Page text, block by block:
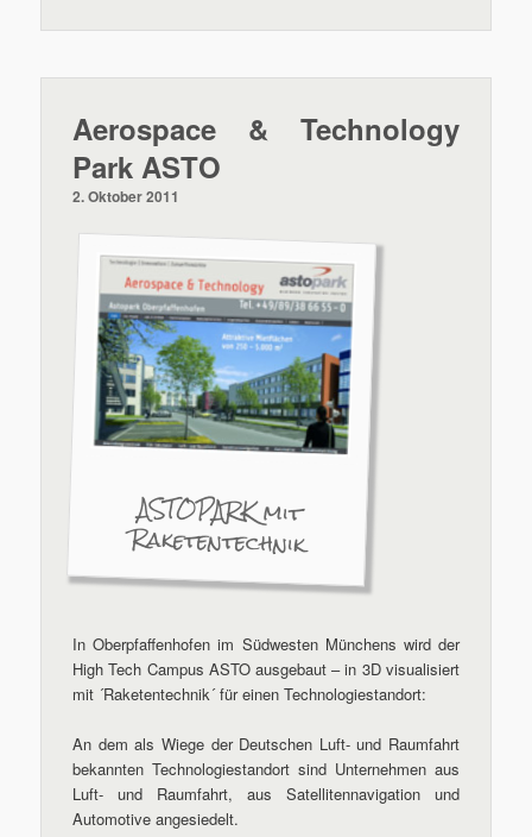
Aerospace & Technology
Park ASTO
2. Oktober 2011
ASTOPARK mit
Raketentechnik
In Oberpfaffenhofen im Südwesten Münchens wird der
High Tech Campus ASTO ausgebaut – in 3D visualisiert
mit ´Raketentechnik´ für einen Technologiestandort:
An dem als Wiege der Deutschen Luft- und Raumfahrt
bekannten Technologiestandort sind Unternehmen aus
Luft- und Raumfahrt, aus Satellitennavigation und
Automotive angesiedelt.